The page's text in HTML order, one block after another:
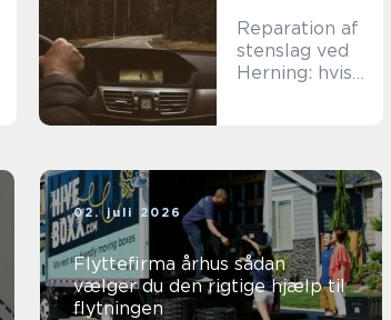
Reparation af
stenslag ved
Herning: hvis
02. juli 2026
Flyttefirma århus sådan
vælger du den rigtige hjælp til
flytningen